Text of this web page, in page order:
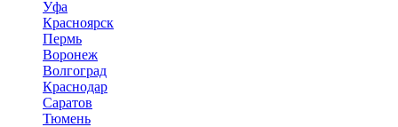
Уфа
Красноярск
Пермь
Воронеж
Волгоград
Краснодар
Саратов
Тюмень